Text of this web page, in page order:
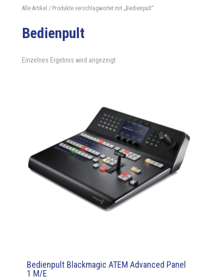
Alle Artikel / Produkte verschlagwortet mit „Bedienpult“
Bedienpult
Einzelnes Ergebnis wird angezeigt
Bedienpult Blackmagic ATEM Advanced Panel
1 M/E